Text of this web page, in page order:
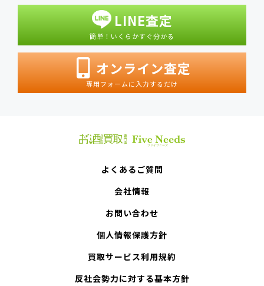
LINE査定
簡単！いくらかすぐ分かる
オンライン査定
専用フォームに入力するだけ
よくあるご質問
会社情報
お問い合わせ
個人情報保護方針
買取サービス利用規約
反社会勢力に対する基本方針